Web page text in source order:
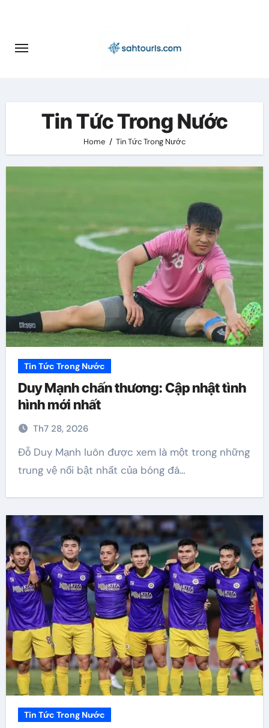
content
Tin Tức Trong Nước
Home Tin Tức Trong Nước
Tin Tức Trong Nước
Duy Mạnh chấn thương: Cập nhật tình
hình mới nhất
Th7 28, 2026
Đỗ Duy Mạnh luôn được xem là một trong những
trung vệ nổi bật nhất của bóng đá…
Tin Tức Trong Nước